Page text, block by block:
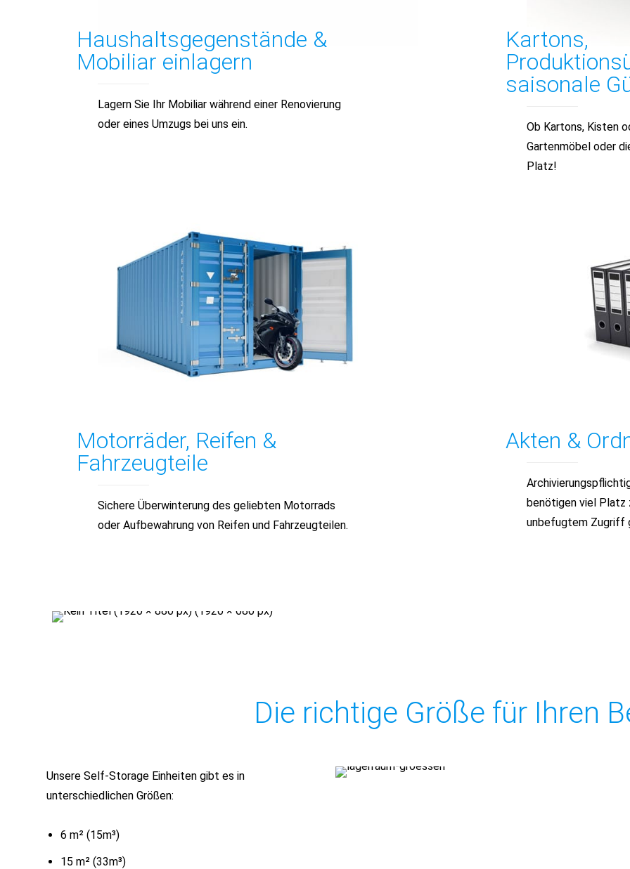
Haushaltsgegenstände &
Mobiliar einlagern
Lagern Sie Ihr Mobiliar während einer Renovierung
oder eines Umzugs bei uns ein.
Kartons,
saisonale
Ob Kartons, Kisten
Gartenmöbel oder
Platz!
Motorräder, Reifen &
Fahrzeugteile
Sichere Überwinterung des geliebten Motorrads
oder Aufbewahrung von Reifen und Fahrzeugteilen.
Akten &
benötigen viel Platz
unbefugtem Zugriff
Die richtige Größe für Ihren
Unsere Self-Storage Einheiten gibt es in
unterschiedlichen Größen:
6 m² (15m³)
15 m² (33m³)